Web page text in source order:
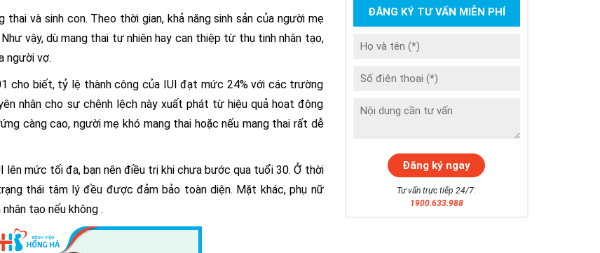
và sinh con. Theo thời gian, khả năng sinh sản của người mẹ
vậy, dù mang thai tự nhiên hay can thiệp từ thụ tinh nhân tạo,
người vợ.
cho biết, tỷ lệ thành công của IUI đạt mức 24% với các trường
nhân cho sự chênh lệch này xuất phát từ hiệu quả hoạt động
càng cao, người mẹ khó mang thai hoặc nếu mang thai rất dễ
mức tối đa, bạn nên điều trị khi chưa bước qua tuổi 30. Ở thời
thái tâm lý đều được đảm bảo toàn diện. Mặt khác, phụ nữ
tạo nếu không .
ĐĂNG KÝ TƯ VẤN MIỄN PHÍ
Tư vấn trực tiếp 24/7:
1900.633.988